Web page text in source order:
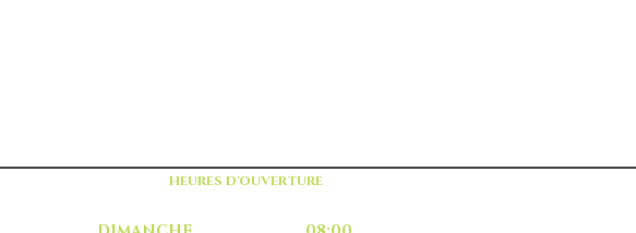
HEURES D'OUVERTURE